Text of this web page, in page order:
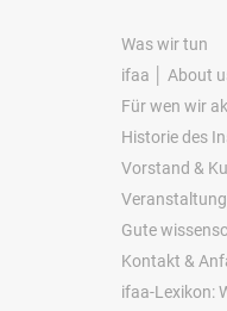
Was wir tun
ifaa │ About
Für wen wir
Historie des
Vorstand &
Gute
Kontakt &
ifaa-Lexikon: